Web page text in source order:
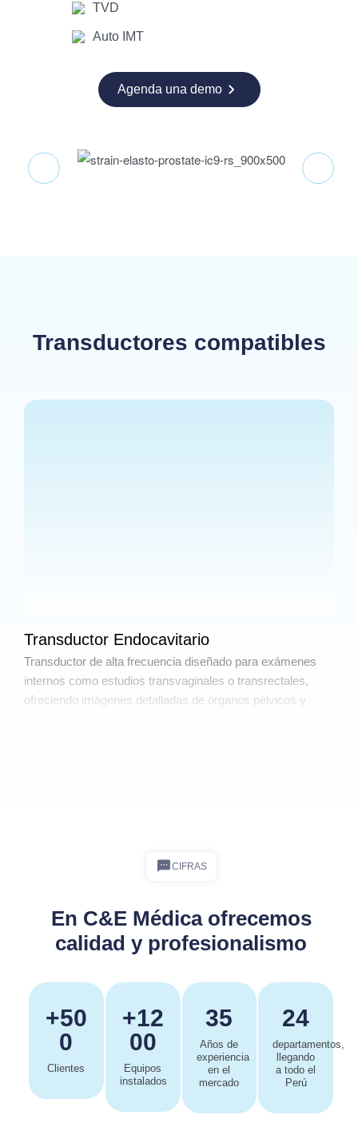
TVD
Auto IMT
Agenda una demo
Transductores compatibles
Transductor Endocavitario
Transductor de alta frecuencia diseñado para exámenes
internos como estudios transvaginales o transrectales,
ofreciendo imágenes detalladas de órganos pélvicos y
CIFRAS
En C&E Médica ofrecemos
calidad y profesionalismo
+50
0
Clientes
+12
00
Equipos
instalados
35
Años de
experiencia
en el
mercado
24
departamentos,
llegando
a todo el
Perú